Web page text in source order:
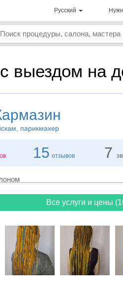
Русский
выездом на
парикмахер
15 отзывов 7
Все услуги и цены